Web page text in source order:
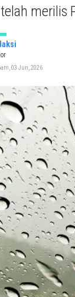
merilis
03 Jun, 2026